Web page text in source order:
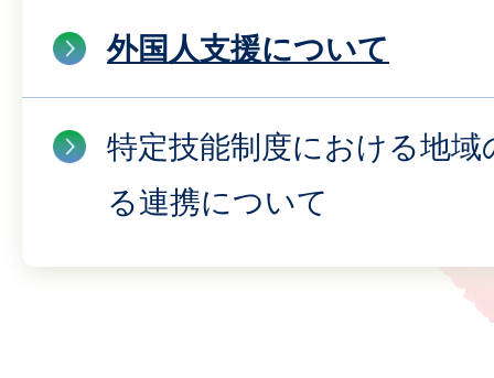
外国人支援について
特定技能制度における地
る連携について